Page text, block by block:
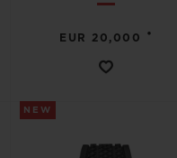
EUR 20,000 •
NEW
무료 배송 & 반품